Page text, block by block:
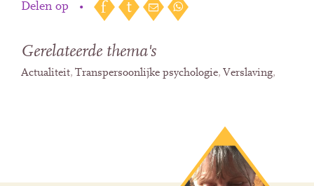
Delen op •
Gerelateerde thema's
Actualiteit Transpersoonlijke psychologie Verslaving